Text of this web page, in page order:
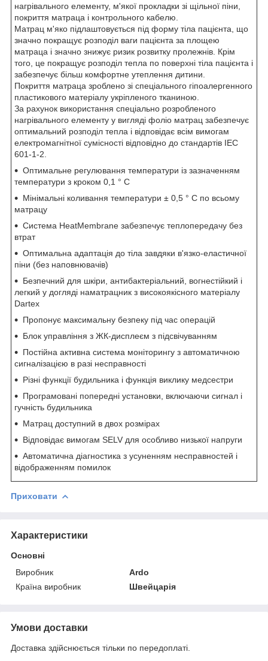
нагрівального елементу, м'якої прокладки зі щільної піни,
покриття матраца і контрольного кабелю.
Матрац м'яко підлаштовується під форму тіла пацієнта, що
значно покращує розподіл ваги пацієнта за площею
матраца і значно знижує ризик розвитку пролежнів. Крім
того, це покращує розподіл тепла по поверхні тіла пацієнта і
забезпечує більш комфортне утеплення дитини.
Покриття матраца зроблено зі спеціального гіпоалергенного
пластикового матеріалу укріпленого тканиною.
За рахунок використання спеціально розробленого
нагрівального елементу у вигляді фоліо матрац забезпечує
оптимальний розподіл тепла і відповідає всім вимогам
електромагнітної сумісності відповідно до стандартів IEC
601-1-2.
Оптимальне регулювання температури із зазначенням
температури з кроком 0,1 ° C
Мінімальні коливання температури ± 0,5 ° С по всьому
матрацу
Система HeatMembrane забезпечує теплопередачу без
втрат
Оптимальна адаптація до тіла завдяки в'язко-еластичної
піни (без наповнювачів)
Безпечний для шкіри, антибактеріальний, вогнестійкий і
легкий у догляді наматрацник з високоякісного матеріалу
Dartex
Пропонує максимальну безпеку під час операцій
Блок управління з ЖК-дисплеєм з підсвічуванням
Постійна активна система моніторингу з автоматичною
сигналізацією в разі несправності
Різні функції будильника і функція виклику медсестри
Програмовані попередні установки, включаючи сигнал і
гучність будильника
Матрац доступний в двох розмірах
Відповідає вимогам SELV для особливо низької напруги
Автоматична діагностика з усуненням несправностей і
відображенням помилок
Приховати
Характеристики
Основні
Виробник
Ardo
Країна виробник
Швейцарія
Умови доставки
Доставка здійснюється тільки по передоплаті.